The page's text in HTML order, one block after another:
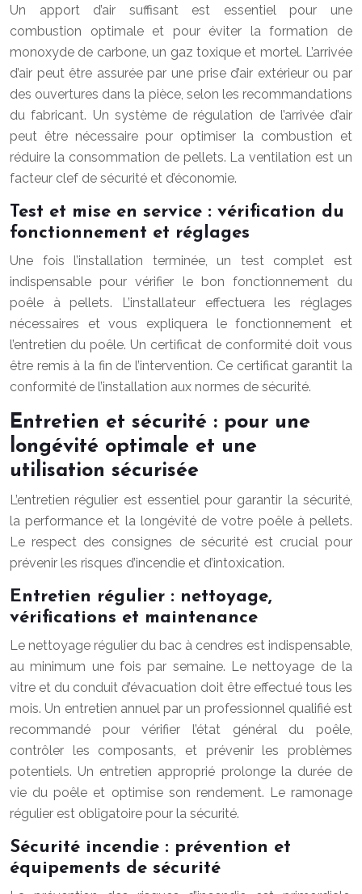
Un apport d’air suffisant est essentiel pour une
combustion optimale et pour éviter la formation de
monoxyde de carbone, un gaz toxique et mortel. L’arrivée
d’air peut être assurée par une prise d’air extérieur ou par
des ouvertures dans la pièce, selon les recommandations
du fabricant. Un système de régulation de l’arrivée d’air
peut être nécessaire pour optimiser la combustion et
réduire la consommation de pellets. La ventilation est un
facteur clef de sécurité et d’économie.
Test et mise en service : vérification du
fonctionnement et réglages
Une fois l’installation terminée, un test complet est
indispensable pour vérifier le bon fonctionnement du
poêle à pellets. L’installateur effectuera les réglages
nécessaires et vous expliquera le fonctionnement et
l’entretien du poêle. Un certificat de conformité doit vous
être remis à la fin de l’intervention. Ce certificat garantit la
conformité de l’installation aux normes de sécurité.
Entretien et sécurité : pour une
longévité optimale et une
utilisation sécurisée
L’entretien régulier est essentiel pour garantir la sécurité,
la performance et la longévité de votre poêle à pellets.
Le respect des consignes de sécurité est crucial pour
prévenir les risques d’incendie et d’intoxication.
Entretien régulier : nettoyage,
vérifications et maintenance
Le nettoyage régulier du bac à cendres est indispensable,
au minimum une fois par semaine. Le nettoyage de la
vitre et du conduit d’évacuation doit être effectué tous les
mois. Un entretien annuel par un professionnel qualifié est
recommandé pour vérifier l’état général du poêle,
contrôler les composants, et prévenir les problèmes
potentiels. Un entretien approprié prolonge la durée de
vie du poêle et optimise son rendement. Le ramonage
régulier est obligatoire pour la sécurité.
Sécurité incendie : prévention et
équipements de sécurité